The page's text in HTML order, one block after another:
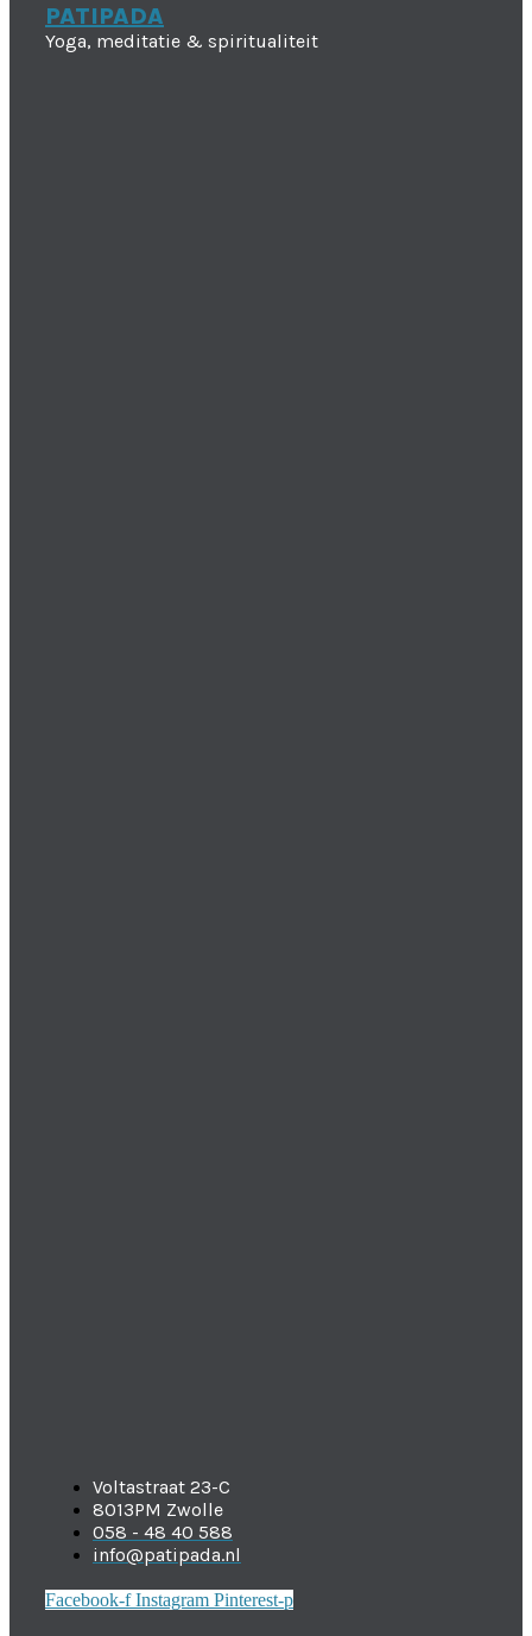
PATIPADA
Yoga, meditatie & spiritualiteit
Voltastraat 23-C
8013PM Zwolle
058 - 48 40 588
info@patipada.nl
Facebook-f Instagram Pinterest-p